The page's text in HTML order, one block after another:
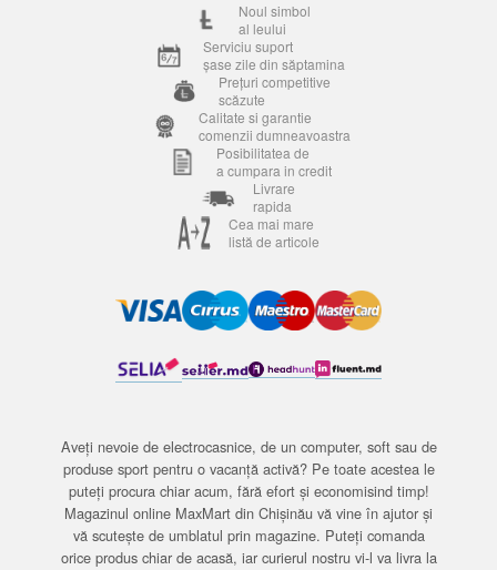
Noul simbol
al leului
Serviciu suport
șase zile din săptamina
Prețuri competitive
scăzute
Calitate si garantie
comenzii dumneavoastra
Posibilitatea de
a cumpara in credit
Livrare
rapida
Cea mai mare
listă de articole
Aveți nevoie de electrocasnice, de un computer, soft sau de
produse sport pentru o vacanță activă? Pe toate acestea le
puteți procura chiar acum, fără efort și economisind timp!
Magazinul online MaxMart din Chișinău vă vine în ajutor și
vă scutește de umblatul prin magazine. Puteți comanda
orice produs chiar de acasă, iar curierul nostru vi-l va livra la